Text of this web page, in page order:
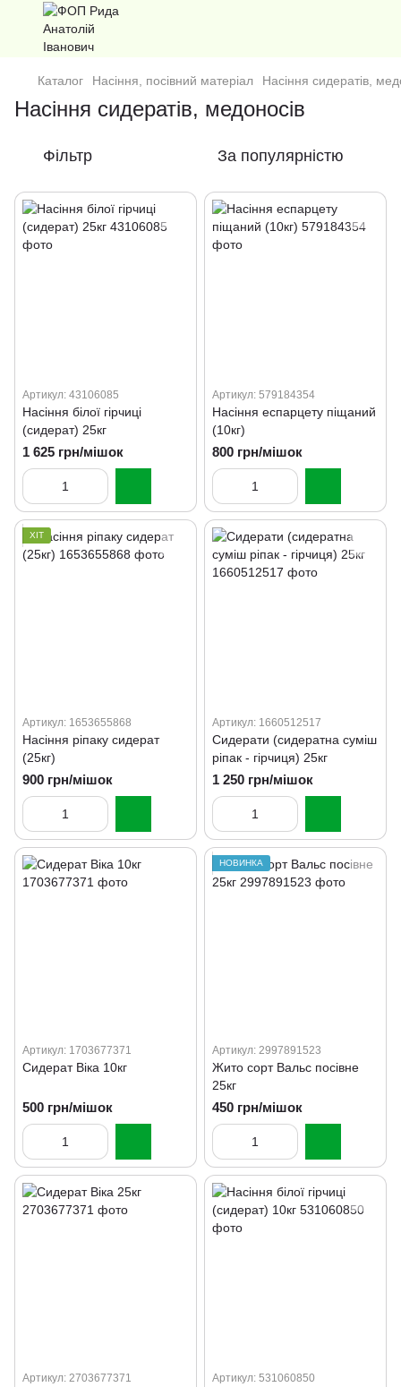
Каталог Насіння, посівний матеріал Насіння сидератів,
Насіння сидератів, медоносів
Фільтр За популярністю
Артикул: 43106085
Насіння білої гірчиці
(сидерат) 25кг
1 625 грн/мішок
Артикул: 579184354
Насіння еспарцету піщаний
(10кг)
800 грн/мішок
ХІТ
Артикул: 1653655868
Насіння ріпаку сидерат
(25кг)
900 грн/мішок
Артикул: 1660512517
Сидерати (сидератна суміш
ріпак - гірчиця) 25кг
1 250 грн/мішок
Артикул: 1703677371
Сидерат Віка 10кг
500 грн/мішок
НОВИНКА
Артикул: 2997891523
Жито сорт Вальс посівне
25кг
450 грн/мішок
Артикул: 2703677371 Артикул: 531060850